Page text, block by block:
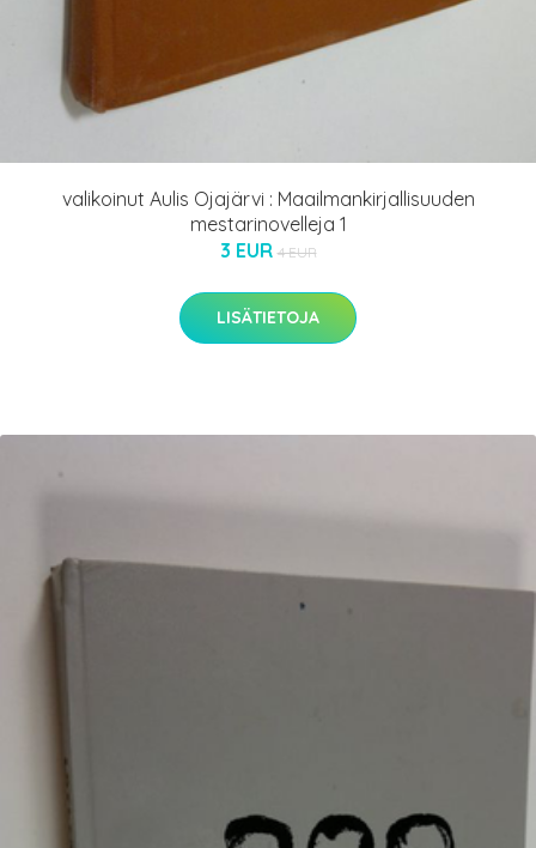
valikoinut Aulis Ojajärvi : Maailmankirjallisuuden
mestarinovelleja 1
3 EUR 4 EUR
LISÄTIETOJA